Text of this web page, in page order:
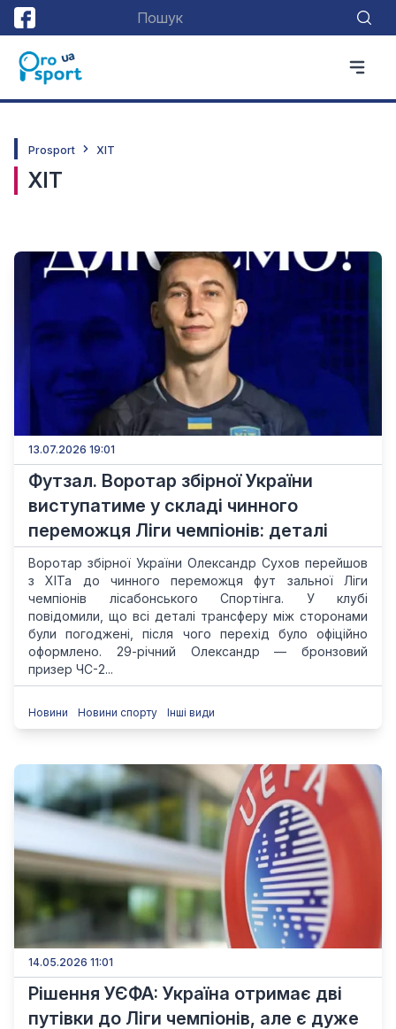
Prosport ХІТ
ХІТ
13.07.2026 19:01
Футзал. Воротар збірної України
виступатиме у складі чинного
переможця Ліги чемпіонів: деталі
Воротар збірної України Олександр Сухов перейшов
з ХІТа до чинного переможця фут зальної Ліги
чемпіонів лісабонського Спортінга. У клубі
повідомили, що всі деталі трансферу між сторонами
були погоджені, після чого перехід було офіційно
оформлено. 29-річний Олександр — бронзовий
призер ЧС-2...
Новини Новини спорту Інші види
14.05.2026 11:01
Рішення УЄФА: Україна отримає дві
путівки до Ліги чемпіонів, але є дуже